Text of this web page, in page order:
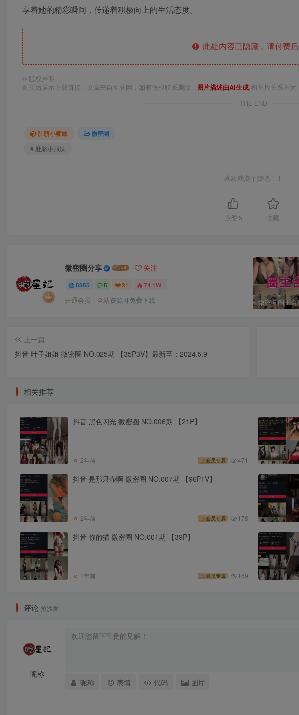
享着她的精彩瞬间，传递着积极向上的生活态度。
此处内容已隐藏，请付费
© 版权声明
购买后显示下载链接，文章来自互联网，如有侵权联系删除， 图片描述由AI生成 ,和图片关系不大
THE END
肚脐小师妹
微密圈
# 肚脐小师妹
喜欢就点个赞吧！！
点赞 5 收藏
微密圈分享 关注
5355 5 31 74.1W+
开通会员，全站资源可免费下载
上一篇
抖音 叶子姐姐 微密圈 NO.025期 【35P3V】最新至：2024.5.9
相关推荐
抖音 黑色闪光 微密圈 NO.006期 【21P】
2年前 会员专属 471
抖音 是那只壶啊 微密圈 NO.007期 【96P1V】
2年前 会员专属 178
抖音 你的猫 微密圈 NO.001期 【39P】
1年前 会员专属 169
评论 抢沙发
昵称
昵称 表情 代码 图片